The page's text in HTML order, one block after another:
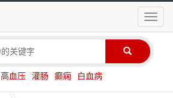
导
航
高血压 灌肠 癫痫 白血病